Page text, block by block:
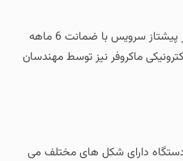
در تمامی برنده در مراکز پیشتاز سرویس با ضمانت 6 ماهه
ماکروفر نیز توسط مهندسان
دستگاه دارای شکل های مختلف می